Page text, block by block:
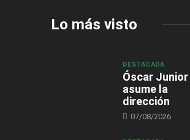
Lo más visto
DESTACADA
Óscar Junior
asume la
dirección
07/08/2026